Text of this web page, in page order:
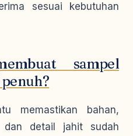
sesuai kebutuhan
sampel
memastikan bahan,
dan detail jahit sudah